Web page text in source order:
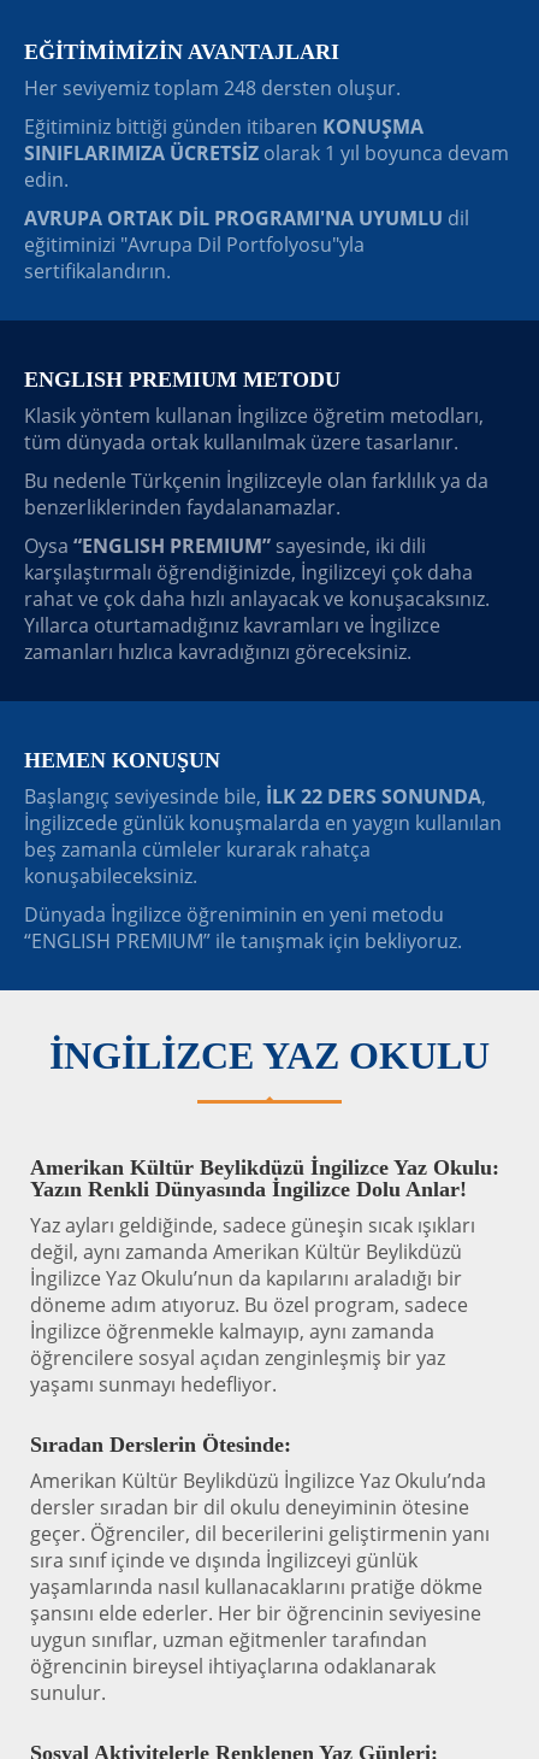
EĞİTİMİMİZİN AVANTAJLARI
Her seviyemiz toplam 248 dersten oluşur.
Eğitiminiz bittiği günden itibaren KONUŞMA
SINIFLARIMIZA ÜCRETSİZ olarak 1 yıl boyunca devam
edin.
AVRUPA ORTAK DİL PROGRAMI'NA UYUMLU dil
eğitiminizi "Avrupa Dil Portfolyosu"yla
sertifikalandırın.
ENGLISH PREMIUM METODU
Klasik yöntem kullanan İngilizce öğretim metodları,
tüm dünyada ortak kullanılmak üzere tasarlanır.
Bu nedenle Türkçenin İngilizceyle olan farklılık ya da
benzerliklerinden faydalanamazlar.
Oysa “ENGLISH PREMIUM” sayesinde, iki dili
karşılaştırmalı öğrendiğinizde, İngilizceyi çok daha
rahat ve çok daha hızlı anlayacak ve konuşacaksınız.
Yıllarca oturtamadığınız kavramları ve İngilizce
zamanları hızlıca kavradığınızı göreceksiniz.
HEMEN KONUŞUN
Başlangıç seviyesinde bile, İLK 22 DERS SONUNDA,
İngilizcede günlük konuşmalarda en yaygın kullanılan
beş zamanla cümleler kurarak rahatça
konuşabileceksiniz.
Dünyada İngilizce öğreniminin en yeni metodu
“ENGLISH PREMIUM” ile tanışmak için bekliyoruz.
İNGİLİZCE YAZ OKULU
Amerikan Kültür Beylikdüzü İngilizce Yaz Okulu:
Yazın Renkli Dünyasında İngilizce Dolu Anlar!
Yaz ayları geldiğinde, sadece güneşin sıcak ışıkları
değil, aynı zamanda Amerikan Kültür Beylikdüzü
İngilizce Yaz Okulu’nun da kapılarını araladığı bir
döneme adım atıyoruz. Bu özel program, sadece
İngilizce öğrenmekle kalmayıp, aynı zamanda
öğrencilere sosyal açıdan zenginleşmiş bir yaz
yaşamı sunmayı hedefliyor.
Sıradan Derslerin Ötesinde:
Amerikan Kültür Beylikdüzü İngilizce Yaz Okulu’nda
dersler sıradan bir dil okulu deneyiminin ötesine
geçer. Öğrenciler, dil becerilerini geliştirmenin yanı
sıra sınıf içinde ve dışında İngilizceyi günlük
yaşamlarında nasıl kullanacaklarını pratiğe dökme
şansını elde ederler. Her bir öğrencinin seviyesine
uygun sınıflar, uzman eğitmenler tarafından
öğrencinin bireysel ihtiyaçlarına odaklanarak
sunulur.
Sosyal Aktivitelerle Renklenen Yaz Günleri: